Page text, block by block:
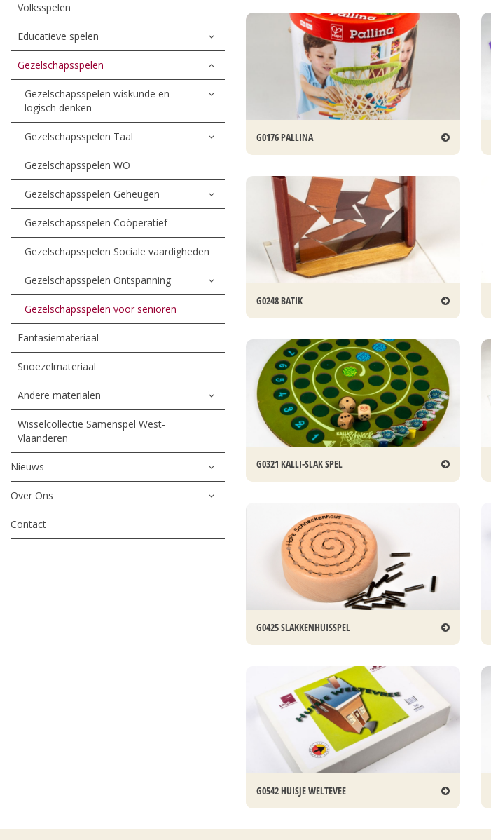
Volksspelen
Educatieve spelen
Gezelschapsspelen
Gezelschapsspelen wiskunde en
logisch denken
Gezelschapsspelen Taal
Gezelschapsspelen WO
Gezelschapsspelen Geheugen
Gezelschapsspelen Coöperatief
Gezelschapsspelen Sociale vaardigheden
Gezelschapsspelen Ontspanning
Gezelschapsspelen voor senioren
Fantasiemateriaal
Snoezelmateriaal
Andere materialen
Wisselcollectie Samenspel West-
Vlaanderen
Nieuws
Over Ons
Contact
G0176 PALLINA
G0248 BATIK
G0321 KALLI-SLAK SPEL
G0425 SLAKKENHUISSPEL
G0542 HUISJE WELTEVEE